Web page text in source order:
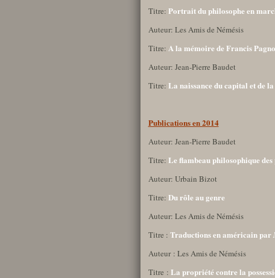
Titre: Portrait du philosophe en
Auteur: Les Amis de Némésis
Titre: A la mémoire de Francis
Auteur: Jean-Pierre Baudet
Titre: La naissance du capital et de
Publications en 2014
Auteur: Jean-Pierre Baudet
Titre: Le flambeau philosophique des
Auteur: Urbain Bizot
Titre: Du rôle au genre
Auteur: Les Amis de Némésis
Titre : Traductions en américain par
Auteur : Les Amis de Némésis
Titre : La propriété contre la